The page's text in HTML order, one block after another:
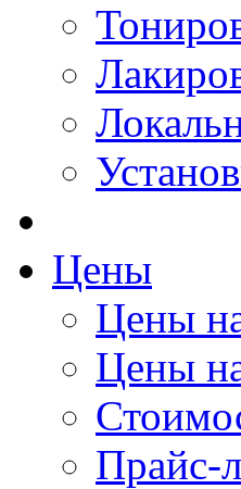
Цены
Цены
Цены
Прайс-